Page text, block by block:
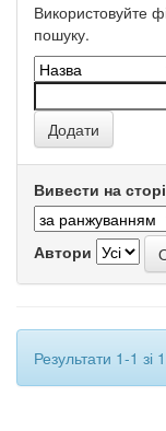
Використовуйте
пошуку.
Вивести на
Автори
Результати 1-1 зі